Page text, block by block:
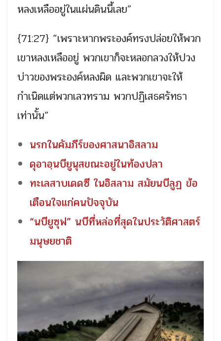
หลงเหลืออยู่ในแผ่นดินนี้เลย”
{71:27} “เพราะหากพระองค์ทรงปล่อยให้พวก
เขาหลงเหลืออยู่ พวกเขาก็จะหลอกลวงให้ปวง
บ่าวของพระองค์หลงผิด และพวกเขาจะให้
กําเนิดแต่พวกเลวทราม พวกปฏิเสธศรัทธา
เท่านั้น”
นรกในคัมภีร์ของศาสนาอิสลาม
ดุอาอฺนบียูนุสขณะอยู่ในท้องปลา
ทะเลสาบเดดซี ในอิสลาม สมัยนบีลูฏ ข้อ
เตือนใจแก่คนปัจจุบัน
“นบียูซุฟ” นบีที่หล่อที่สุดในประวัติศาสตร์
มนุษยชาติ